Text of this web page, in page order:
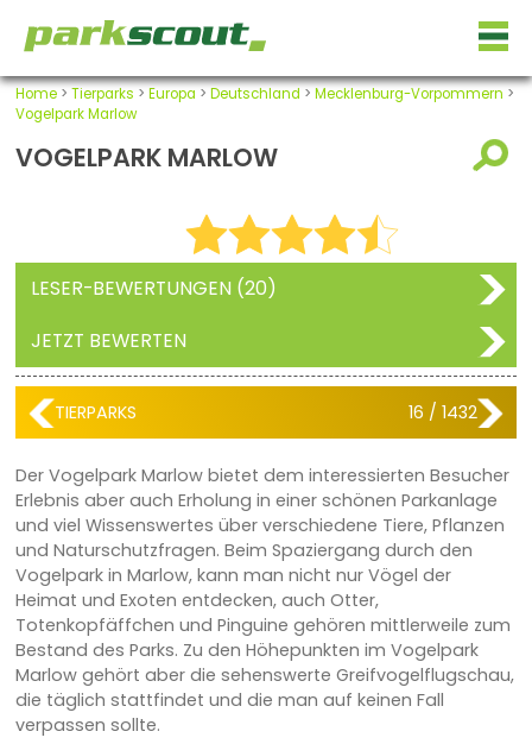
Home> Tierparks > Europa > Deutschland > Mecklenburg-Vorpommern >
Vogelpark Marlow
VOGELPARK MARLOW
LESER-BEWERTUNGEN (20)
JETZT BEWERTEN
TIERPARKS 16 / 1432
Der Vogelpark Marlow bietet dem interessierten Besucher
Erlebnis aber auch Erholung in einer schönen Parkanlage
und viel Wissenswertes über verschiedene Tiere, Pflanzen
und Naturschutzfragen. Beim Spaziergang durch den
Vogelpark in Marlow, kann man nicht nur Vögel der
Heimat und Exoten entdecken, auch Otter,
Totenkopfäffchen und Pinguine gehören mittlerweile zum
Bestand des Parks. Zu den Höhepunkten im Vogelpark
Marlow gehört aber die sehenswerte Greifvogelflugschau,
die täglich stattfindet und die man auf keinen Fall
verpassen sollte.